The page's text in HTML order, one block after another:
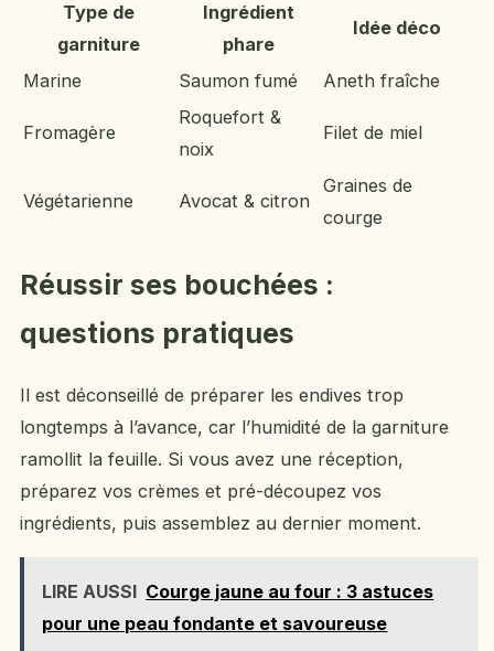
Type de
garniture
Ingrédient
phare
Idée déco
Marine Saumon fumé Aneth fraîche
Fromagère
Roquefort &
noix
Filet de miel
Végétarienne Avocat & citron
Graines de
courge
Réussir ses bouchées :
questions pratiques
Il est déconseillé de préparer les endives trop
longtemps à l’avance, car l’humidité de la garniture
ramollit la feuille. Si vous avez une réception,
préparez vos crèmes et pré-découpez vos
ingrédients, puis assemblez au dernier moment.
LIRE AUSSI Courge jaune au four : 3 astuces
pour une peau fondante et savoureuse